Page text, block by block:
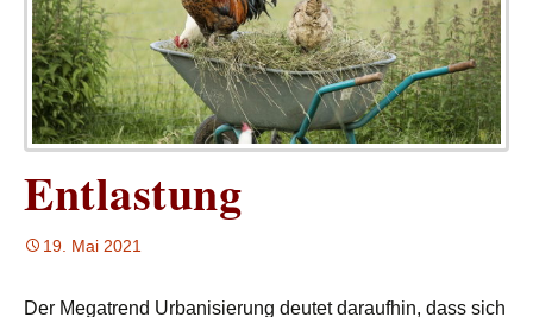
Entlastung
19. Mai 2021
Der Megatrend Urbanisierung deutet daraufhin, dass sich